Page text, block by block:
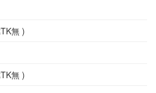
無 )
無 )